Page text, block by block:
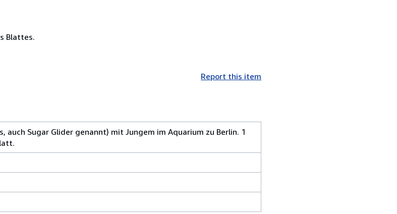
Blattes.
Report this item
Sugar Glider genannt) mit Jungem im Aquarium zu Berlin. 1